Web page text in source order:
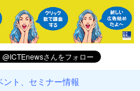
ント、セミナー情報